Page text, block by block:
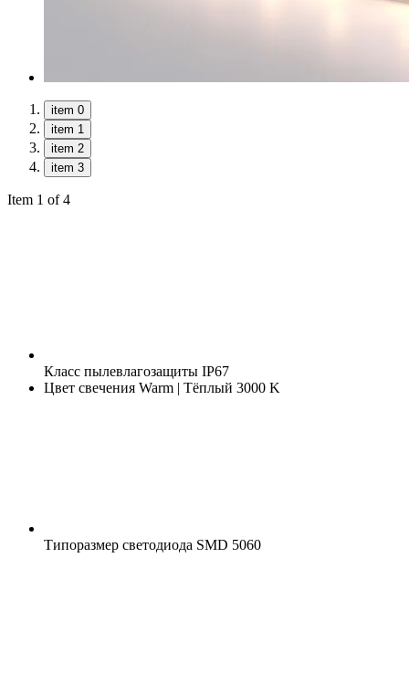
item 0
item 1
item 2
item 3
Item 1 of 4
Класс пылевлагозащиты IP67
Цвет свечения Warm | Тёплый 3000 K
Типоразмер светодиода SMD 5060